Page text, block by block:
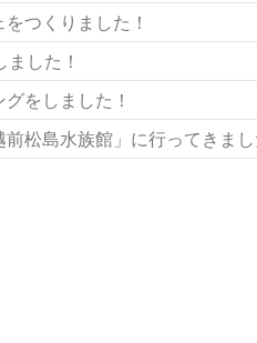
つくりました！
ました！
をしました！
松島水族館」に行ってきま